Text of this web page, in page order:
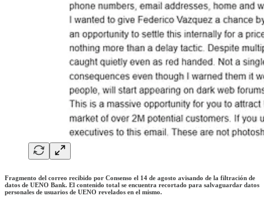
Fragmento del correo recibido por Consenso el 14 de agosto avisando de la filtración de
datos de UENO Bank. El contenido total se encuentra recortado para salvaguardar datos
personales de usuarios de UENO revelados en el mismo.